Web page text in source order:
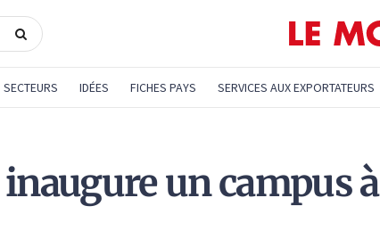
SECTEURS IDÉES FICHES PAYS SERVICES AUX EXPORTATEURS
inaugure un campus à